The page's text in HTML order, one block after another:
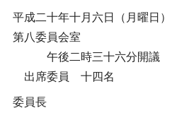
平成二十年十月六日（月曜日）
第八委員会室
午後二時三十六分開議
出席委員 十四名
委員長